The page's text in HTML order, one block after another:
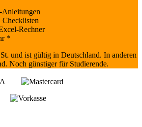
Checklisten
Rechner
*
und ist gültig in Deutschland. In anderen
Noch günstiger für Studierende.